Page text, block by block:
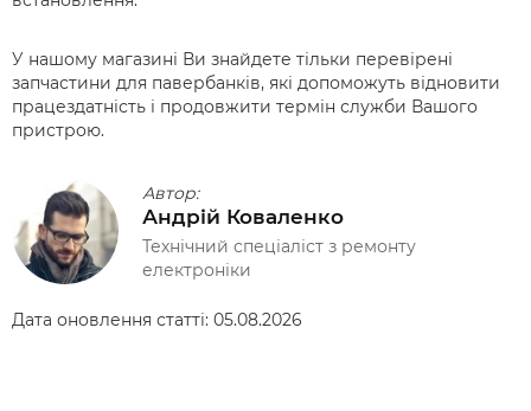
У нашому магазині Ви знайдете тільки перевірені
запчастини для павербанків, які допоможуть відновити
працездатність і продовжити термін служби Вашого
пристрою.
Автор:
Андрій Коваленко
Технічний спеціаліст з ремонту
електроніки
Дата оновлення статті: 05.08.2026